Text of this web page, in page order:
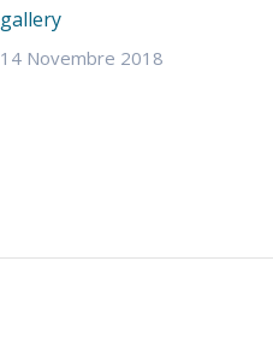
gallery
14 Novembre 2018